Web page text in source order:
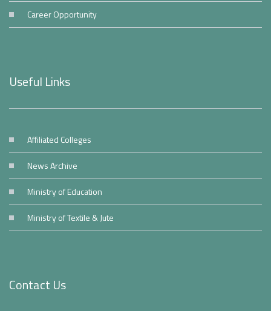
Career Opportunity
Useful Links
Affiliated Colleges
News Archive
Ministry of Education
Ministry of Textile & Jute
Contact Us